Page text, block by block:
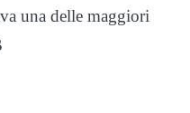
una delle maggiori